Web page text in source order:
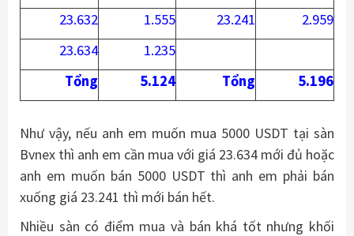
23.632
1.555 23.241
2.959
23.634
1.235
Tổng
5.124 Tổng 5.196
Như vậy, nếu anh em muốn mua 5000 USDT tại sàn
Bvnex thì anh em cần mua với giá 23.634 mới đủ hoặc
anh em muốn bán 5000 USDT thì anh em phải bán
xuống giá 23.241 thì mới bán hết.
Nhiều sàn có điểm mua và bán khá tốt nhưng khối